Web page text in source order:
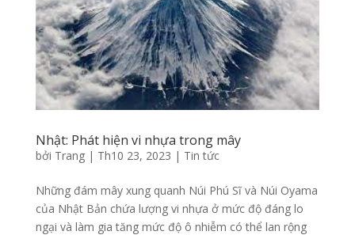
Nhật: Phát hiện vi nhựa trong mây
bởi Trang| Th10 23, 2023 | Tin tức
Những đám mây xung quanh Núi Phú Sĩ và Núi Oyama
của Nhật Bản chứa lượng vi nhựa ở mức độ đáng lo
ngại và làm gia tăng mức độ ô nhiễm có thể lan rộng